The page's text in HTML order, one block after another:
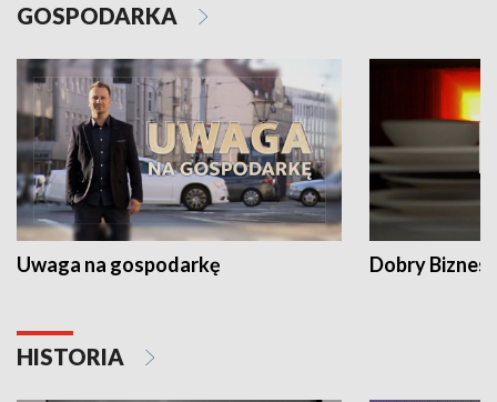
GOSPODARKA
Uwaga na gospodarkę Dobry Biznes
HISTORIA